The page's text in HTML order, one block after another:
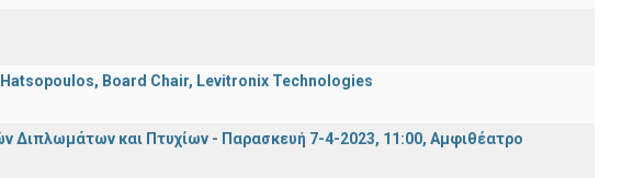
Board Chair, Levitronix Technologies
Διπλωμάτων και Πτυχίων - Παρασκευή 7-4-2023, 11:00, Αμφιθέατρο